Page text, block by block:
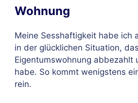
Wohnung
Meine Sesshaftigkeit habe ich
in der glücklichen Situation,
Eigentumswohnung abbezahlt
habe. So kommt wenigstens
rein.